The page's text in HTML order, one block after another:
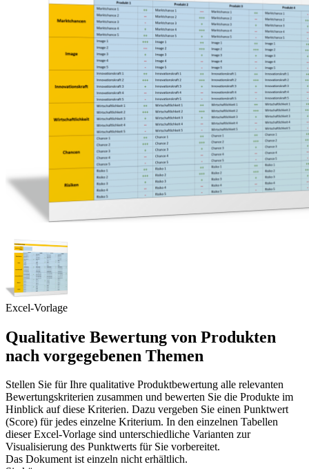
Excel-Vorlage
Qualitative Bewertung von Produkten
nach vorgegebenen Themen
Stellen Sie für Ihre qualitative Produktbewertung alle relevanten
Bewertungskriterien zusammen und bewerten Sie die Produkte im
Hinblick auf diese Kriterien. Dazu vergeben Sie einen Punktwert
(Score) für jedes einzelne Kriterium. In den einzelnen Tabellen
dieser Excel-Vorlage sind unterschiedliche Varianten zur
Visualisierung des Punktwerts für Sie vorbereitet.
Das Dokument ist einzeln nicht erhältlich.